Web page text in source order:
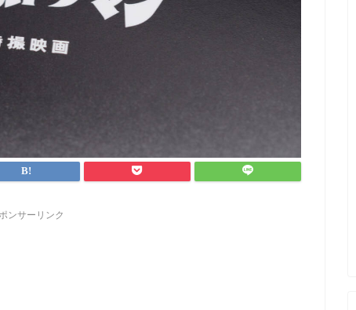
ンサーリンク